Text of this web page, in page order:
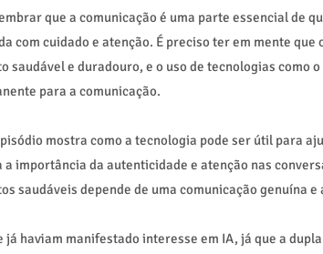
que a comunicação é uma parte essencial de
com cuidado e atenção. É preciso ter em mente que
saudável e duradouro, e o uso de tecnologias como
para a comunicação.
mostra como a tecnologia pode ser útil para
a importância da autenticidade e atenção nas
saudáveis depende de uma comunicação genuína e
já haviam manifestado interesse em IA, já que a